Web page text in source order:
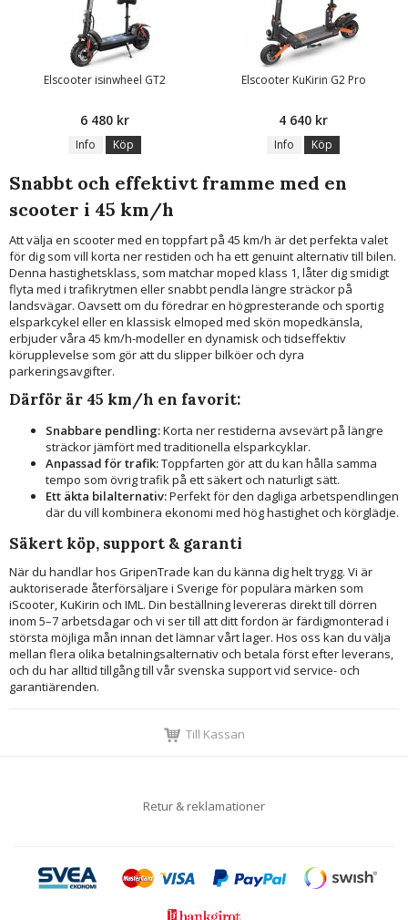
Elscooter isinwheel GT2
6 480 kr
Info Köp
Elscooter KuKirin G2 Pro
4 640 kr
Info Köp
Snabbt och effektivt framme med en
scooter i 45 km/h
Att välja en scooter med en toppfart på 45 km/h är det perfekta valet
för dig som vill korta ner restiden och ha ett genuint alternativ till bilen.
Denna hastighetsklass, som matchar moped klass 1, låter dig smidigt
flyta med i trafikrytmen eller snabbt pendla längre sträckor på
landsvägar. Oavsett om du föredrar en högpresterande och sportig
elsparkcykel eller en klassisk elmoped med skön mopedkänsla,
erbjuder våra 45 km/h-modeller en dynamisk och tidseffektiv
körupplevelse som gör att du slipper bilköer och dyra
parkeringsavgifter.
Därför är 45 km/h en favorit:
Snabbare pendling:Korta ner restiderna avsevärt på längre
sträckor jämfört med traditionella elsparkcyklar.
Anpassad för trafik:Toppfarten gör att du kan hålla samma
tempo som övrig trafik på ett säkert och naturligt sätt.
Ett äkta bilalternativ:Perfekt för den dagliga arbetspendlingen
där du vill kombinera ekonomi med hög hastighet och körglädje.
Säkert köp, support & garanti
När du handlar hos GripenTrade kan du känna dig helt trygg. Vi är
auktoriserade återförsäljare i Sverige för populära märken som
iScooter, KuKirin och IML. Din beställning levereras direkt till dörren
inom 5–7 arbetsdagar och vi ser till att ditt fordon är färdigmonterad i
största möjliga mån innan det lämnar vårt lager. Hos oss kan du välja
mellan flera olika betalningsalternativ och betala först efter leverans,
och du har alltid tillgång till vår svenska support vid service- och
garantiärenden.
Till Kassan
Retur & reklamationer